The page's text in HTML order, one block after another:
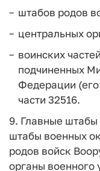
штабов родов
центральных
воинских
подчиненных
Федерации
части 32516.
9. Главные
штабы военных
родов войск
органы военного